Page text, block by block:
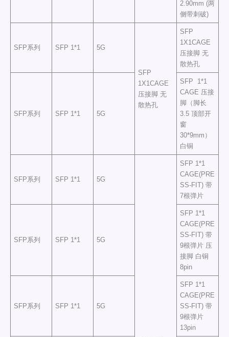
2.90mm (两
侧带刺破)
SFP系列 SFP 1*1 5G
SFP
1X1CAGE
压接脚 无
散热孔
SFP
1X1CAGE
压接脚 无
散热孔
SFP系列 SFP 1*1 5G
SFP 1*1
CAGE 压接
脚（脚长
3.5 顶部开
窗
30*9mm）
白铜
SFP系列 SFP 1*1 5G
SFP 1*1
CAGE(PRE
SS-FIT) 带
7根弹片
SFP系列 SFP 1*1 5G
SFP 1*1
CAGE(PRE
SS-FIT) 带
9根弹片 压
接脚 白铜
8pin
SFP系列 SFP 1*1 5G
SFP 1*1
CAGE(PRE
SS-FIT) 带
9根弹片
13pin